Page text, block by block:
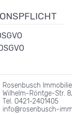
Rosenbusch
Wilhelm-Röntge-Str.
Tel. O421-2401405
info@rosenbusch-